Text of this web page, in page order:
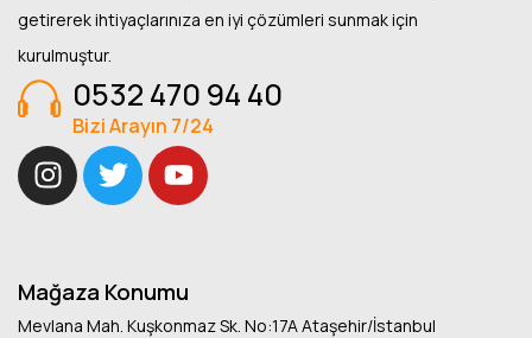
getirerek ihtiyaçlarınıza en iyi çözümleri sunmak için
kurulmuştur.
0532 470 94 40
Bizi Arayın 7/24
Mağaza Konumu
Mevlana Mah. Kuşkonmaz Sk. No:17A Ataşehir/İstanbul